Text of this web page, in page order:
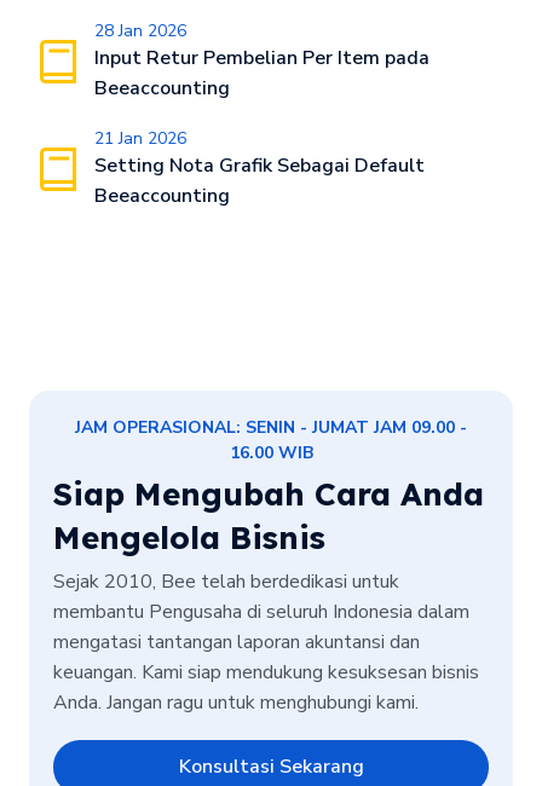
28 Jan 2026
Input Retur Pembelian Per Item pada
Beeaccounting
21 Jan 2026
Setting Nota Grafik Sebagai Default
Beeaccounting
JAM OPERASIONAL: SENIN - JUMAT JAM 09.00 -
16.00 WIB
Siap Mengubah Cara Anda
Mengelola Bisnis
Sejak 2010, Bee telah berdedikasi untuk
membantu Pengusaha di seluruh Indonesia dalam
mengatasi tantangan laporan akuntansi dan
keuangan. Kami siap mendukung kesuksesan bisnis
Anda. Jangan ragu untuk menghubungi kami.
Konsultasi Sekarang